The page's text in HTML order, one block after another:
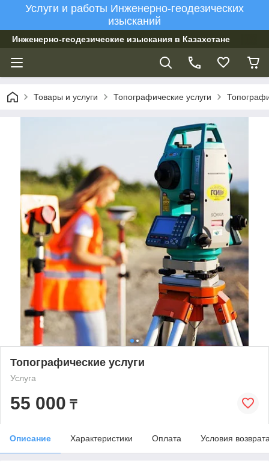
Услуги и работы Инженерно-геодезических
изысканий
Инженерно-геодезические изыскания в Казахстане
Товары и услуги Топографические услуги
Топографические услуги
Услуга
55 000 ₸
Описание Характеристики Оплата Условия